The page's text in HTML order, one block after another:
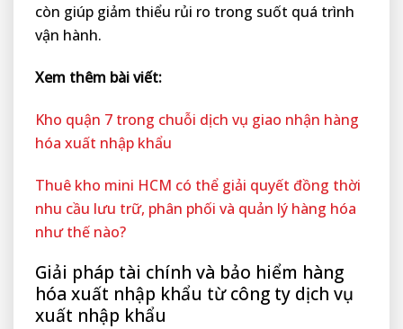
còn giúp giảm thiểu rủi ro trong suốt quá trình
vận hành.
Xem thêm bài viết:
Kho quận 7 trong chuỗi dịch vụ giao nhận hàng
hóa xuất nhập khẩu
Thuê kho mini HCM có thể giải quyết đồng thời
nhu cầu lưu trữ, phân phối và quản lý hàng hóa
như thế nào?
Giải pháp tài chính và bảo hiểm hàng
hóa xuất nhập khẩu từ công ty dịch vụ
xuất nhập khẩu